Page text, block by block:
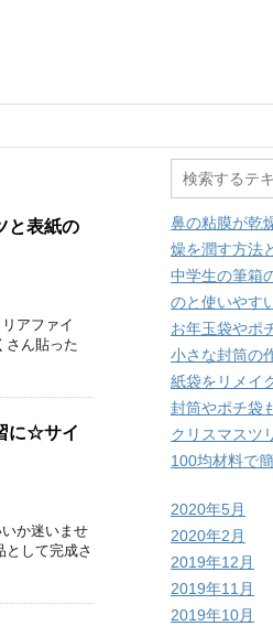
と表紙の
アファイ
さん貼った
に☆サイ
か迷いませ
として完成さ
鼻の粘膜が乾
燥を潤す方法
中学生の筆箱
のと使いやす
お年玉袋やポ
小さな封筒の
紙袋をリメイ
封筒やポチ袋
クリスマスツ
100均材料で
2020年5月
2020年2月
2019年12月
2019年11月
2019年10月